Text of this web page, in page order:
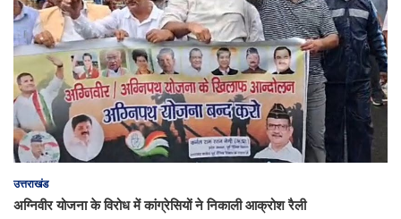
उत्तराखंड
अग्निवीर योजना के विरोध में कांग्रेसियों ने निकाली आक्रोश रैली